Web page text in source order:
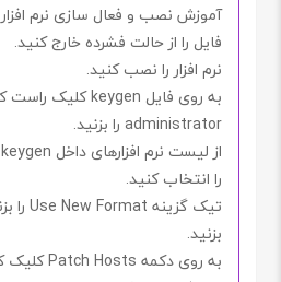
آموزش نصب و فعال سازی نرم افزار
فایل را از حالت فشرده خارج کنید.
نرم افزار را نصب کنید.
به روی فایل keygenکلیک راست
administrator را بزنید.
از لیست نرم افزارهای داخل keygen
را انتخاب کنید.
تیک گزینه Use New Format را
بزنید.
به روی دکمه Patch Hostsکلیک